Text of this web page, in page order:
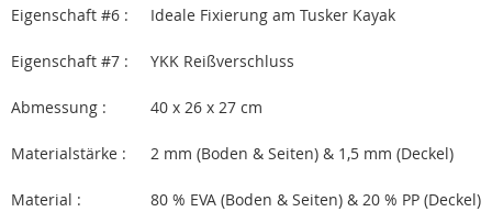
Eigenschaft #6 : Ideale Fixierung am Tusker Kayak
Eigenschaft #7 : YKK Reißverschluss
Abmessung : 40 x 26 x 27 cm
Materialstärke : 2 mm (Boden & Seiten) & 1,5 mm (Deckel)
Material : 80 % EVA (Boden & Seiten) & 20 % PP (Deckel)